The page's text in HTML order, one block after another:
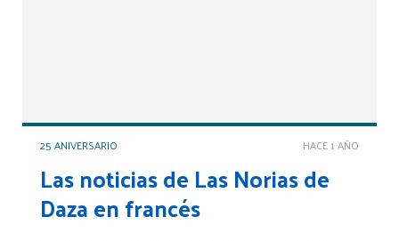
HACE 1 AÑO
25 ANIVERSARIO
Las noticias de Las Norias de
Daza en francés